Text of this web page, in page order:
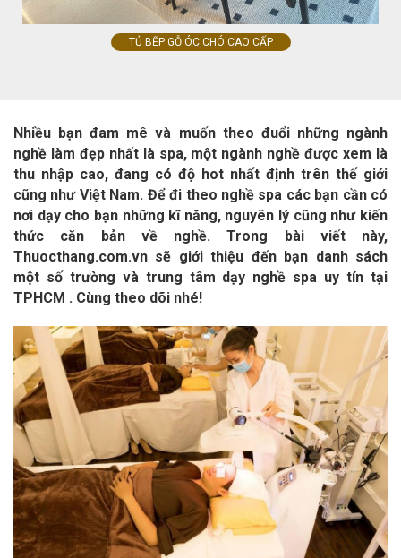
TỦ BẾP GỖ ÓC CHÓ CAO CẤP
Nhiều bạn đam mê và muốn theo đuổi những ngành
nghề làm đẹp nhất là spa, một ngành nghề được xem là
thu nhập cao, đang có độ hot nhất định trên thế giới
cũng như Việt Nam. Để đi theo nghề spa các bạn cần có
nơi dạy cho bạn những kĩ năng, nguyên lý cũng như kiến
thức căn bản về nghề. Trong bài viết này,
Thuocthang.com.vn sẽ giới thiệu đến bạn danh sách
một số trường và trung tâm dạy nghề spa uy tín tại
TPHCM . Cùng theo dõi nhé!